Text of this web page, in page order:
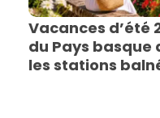
Vacances d’été
du Pays
les stations